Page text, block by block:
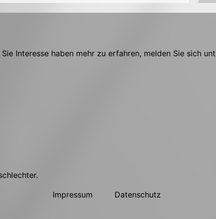
Interesse haben mehr zu erfahren, melden Sie sich
Impressum
Datenschutz